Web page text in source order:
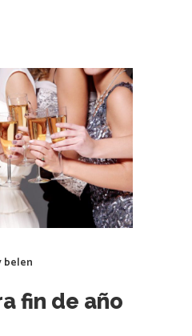
belen
fin de año